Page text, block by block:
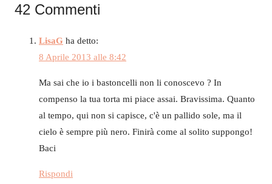
42 Commenti
LisaG ha detto:
8 Aprile 2013 alle 8:42
Ma sai che io i bastoncelli non li conoscevo ? In
compenso la tua torta mi piace assai. Bravissima. Quanto
al tempo, qui non si capisce, c'è un pallido sole, ma il
cielo è sempre più nero. Finirà come al solito suppongo!
Baci
Rispondi